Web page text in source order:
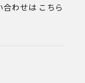
合わせは こちら